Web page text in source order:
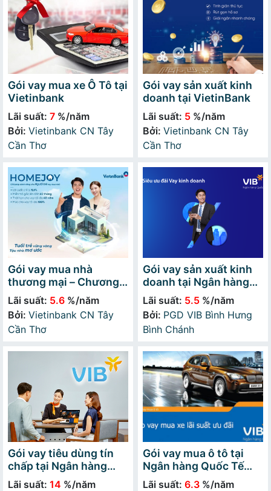
Gói vay mua xe Ô Tô tại
Vietinbank
Lãi suất: 7 %/năm
Bởi: Vietinbank CN Tây
Cần Thơ
Gói vay sản xuất kinh
doanh tại VietinBank
Lãi suất: 5 %/năm
Bởi: Vietinbank CN Tây
Cần Thơ
Gói vay mua nhà
thương mại – Chương
trình HomeJoy
Lãi suất: 5.6 %/năm
Bởi: Vietinbank CN Tây
Cần Thơ
Gói vay sản xuất kinh
doanh tại Ngân hàng
Quốc Tế (VIB)
Lãi suất: 5.5 %/năm
Bởi: PGD VIB Bình Hưng
Bình Chánh
Gói vay tiêu dùng tín
chấp tại Ngân hàng
Quốc Tế (VIB)
Lãi suất: 14 %/năm
Gói vay mua ô tô tại
Ngân hàng Quốc Tế
(VIB)
Lãi suất: 6.3 %/năm